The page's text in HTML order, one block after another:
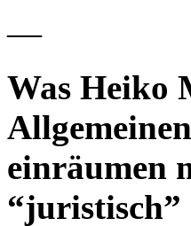
—
Was Heiko
einräumen